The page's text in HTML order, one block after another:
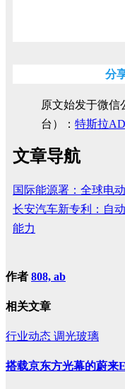
分
原文始发于微信
台）： 特斯拉
文章导航
国际能源署：全球电
长安汽车新专利：自
能力
作者 808, ab
相关文章
行业动态 调光玻璃
搭载京东方光幕的蔚来